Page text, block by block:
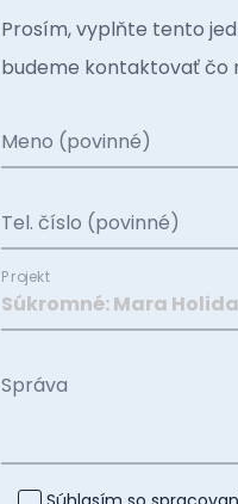
Prosím, vyplňte tento
budeme kontaktovať čo
Meno (povinné)
Tel. číslo (povinné)
Projekt
Správa